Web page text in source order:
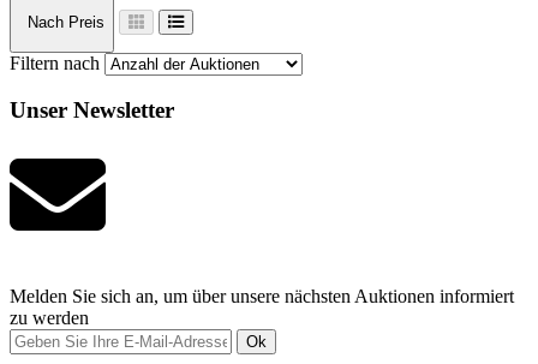
Nach Preis
Filtern nach
Unser Newsletter
Melden Sie sich an, um über unsere nächsten Auktionen informiert
zu werden
Ok